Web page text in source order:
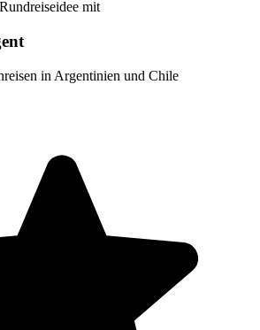
mit
in Argentinien und Chile